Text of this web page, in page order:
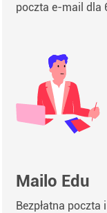
poczta e-mail dla
Mailo Edu
Bezpłatna poczta